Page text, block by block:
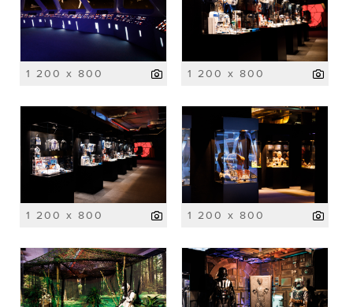
1 200 x 800 1 200 x 800
1 200 x 800 1 200 x 800